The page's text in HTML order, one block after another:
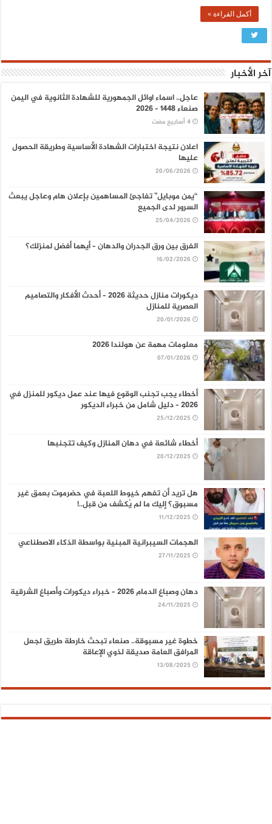
أكمل القراءة »
آخر الأخبار
عاجل.. اسماء اوائل الجمهورية للشهادة الثانوية في اليمن
صنعاء 1448 – 2026
اعلان نتيجة اختبارات الشهادة الأساسية وطريقة الحصول
عليها
20/06/2026
“يمن موبايل” تفاجئ المساهمين بإعلان هام وعاجل يبعث
السرور لدى الجميع
25/04/2026
الفرق بين ورق الجدران والدهان – أيهما أفضل لمنزلك؟
16/02/2026
ديكورات منازل حديثة 2026 – أحدث الأفكار والتصاميم
العصرية للمنازل
20/01/2026
معلومات مهمة عن هولندا 2026
07/01/2026
أخطاء يجب تجنب الوقوع فيها عند عمل ديكور للمنزل في
2026 – دليل شامل من خبراء الديكور
25/12/2025
أخطاء شائعة في دهان المنازل وكيف تتجنبها
20/12/2025
هل تريد أن تفهم خيوط اللعبة في حضرموت بعمق غير
مسبوق؟ إليك ما لم يُكشف من قبل..!
11/12/2025
الهجمات السيبرانية المبنية بواسطة الذكاء الاصطناعي
27/11/2025
دهان وصباغ الدمام 2026 – خبراء ديكورات وأصباغ الشرقية
24/11/2025
خطوة غير مسبوقة.. صنعاء تبحث خارطة طريق لجعل
المرافق العامة صديقة لذوي الإعاقة
13/08/2025